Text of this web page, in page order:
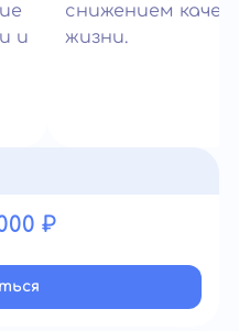
и
снижением
жизни.
₽